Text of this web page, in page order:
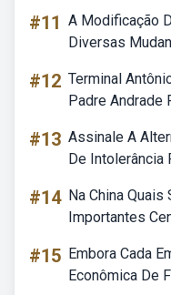
#11 A Modificação
Diversas
#12 Terminal
Padre Andrade
#13 Assinale A
De Intolerância
#14 Na China
Importantes
#15 Embora Cada
Econômica De